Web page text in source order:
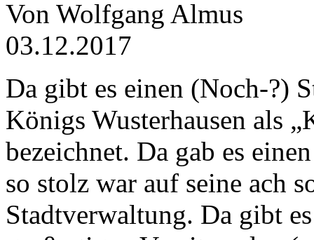
Von Wolfgang Almus
03.12.2017
Da gibt es einen (Noch-?)
Königs Wusterhausen als
bezeichnet. Da gab es
so stolz war auf seine ach
Stadtverwaltung. Da gibt